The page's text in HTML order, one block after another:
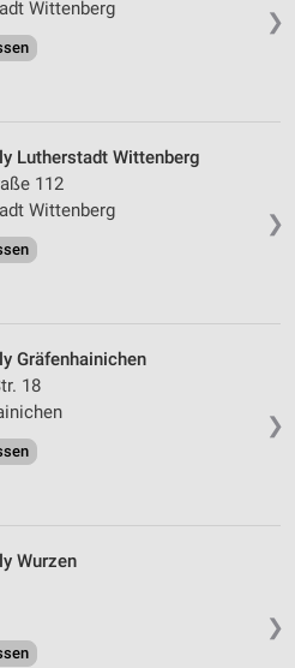
❯
Wittenberg
❯
Lutherstadt Wittenberg
112
Wittenberg
❯
Gräfenhainichen
18
❯
Wurzen